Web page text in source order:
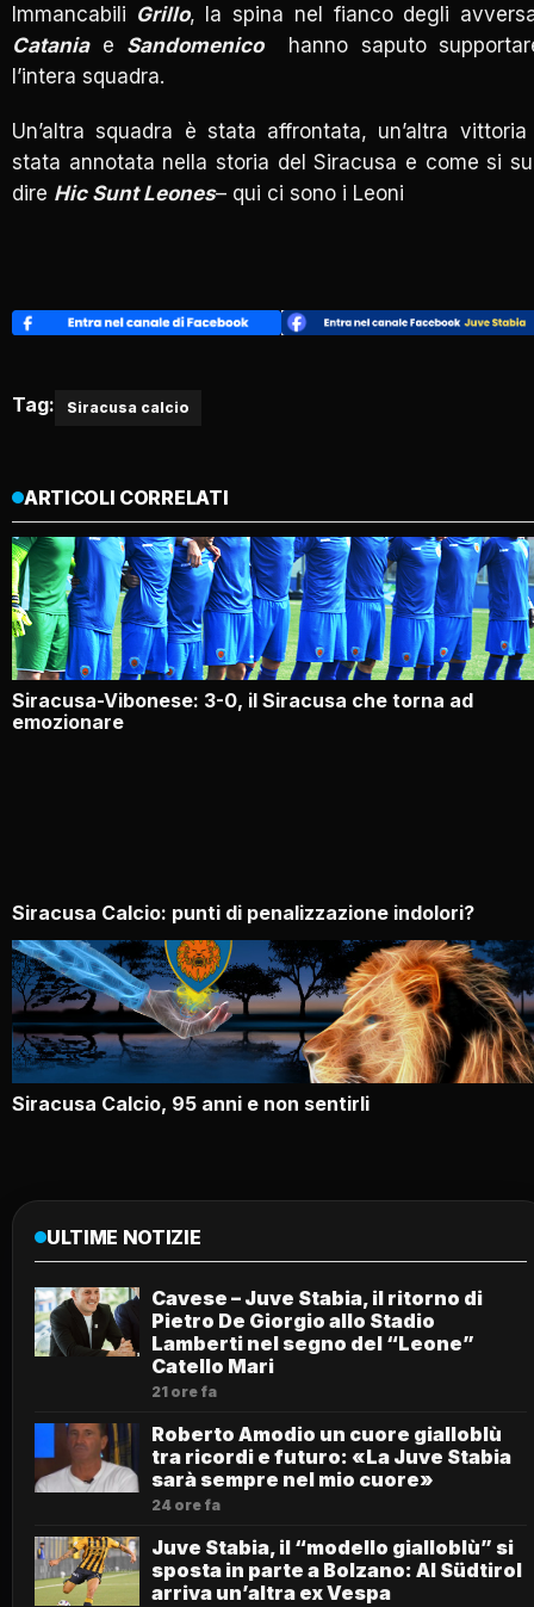
Immancabili Grillo, la spina nel fianco degli
Cataniae Sandomenicohanno saputo
l’intera squadra.
Un’altra squadra è stata affrontata, un’altra
stata annotata nella storia del Siracusa e come si
dire Hic Sunt Leones– qui ci sono i Leoni
Tag: Siracusa calcio
ARTICOLI CORRELATI
Siracusa-Vibonese: 3-0, il Siracusa che torna ad
emozionare
Siracusa Calcio: punti di penalizzazione indolori?
Siracusa Calcio, 95 anni e non sentirli
ULTIME NOTIZIE
Cavese – Juve Stabia, il ritorno di
Pietro De Giorgio allo Stadio
Lamberti nel segno del “Leone”
Catello Mari
21 ore fa
Roberto Amodio un cuore gialloblù
tra ricordi e futuro: «La Juve Stabia
sarà sempre nel mio cuore»
24 ore fa
Juve Stabia, il “modello gialloblù” si
sposta in parte a Bolzano: Al Südtirol
arriva un’altra ex Vespa